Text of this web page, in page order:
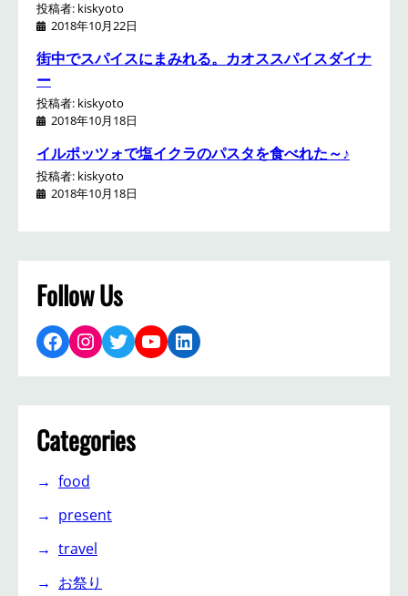
投稿者: kiskyoto
2018年10月22日
街中でスパイスにまみれる。カオススパイスダイナ
ー
投稿者: kiskyoto
2018年10月18日
イルポッツォで塩イクラのパスタを食べれた～♪
投稿者: kiskyoto
2018年10月18日
Follow Us
Facebook Instagram Twitter YouTube LinkedIn
Categories
food
present
travel
お祭り